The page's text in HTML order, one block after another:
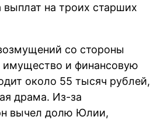
на троих старших
со стороны
имущество и финансовую
около 55 тысяч рублей,
драма. Из-за
вычел долю Юлии,